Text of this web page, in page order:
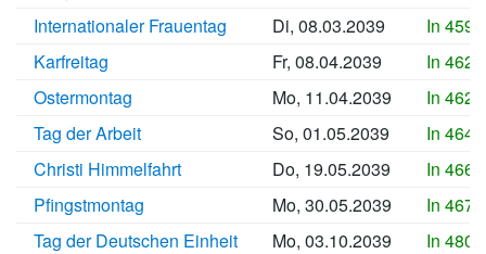
Internationaler Frauentag
Di, 08.03.2039
In
Karfreitag
Fr, 08.04.2039
In
Ostermontag
Mo, 11.04.2039
In
Tag der Arbeit
So, 01.05.2039
In
Christi Himmelfahrt
Do, 19.05.2039
In
Pfingstmontag
Mo, 30.05.2039
In
Tag der Deutschen Einheit
Mo, 03.10.2039
In